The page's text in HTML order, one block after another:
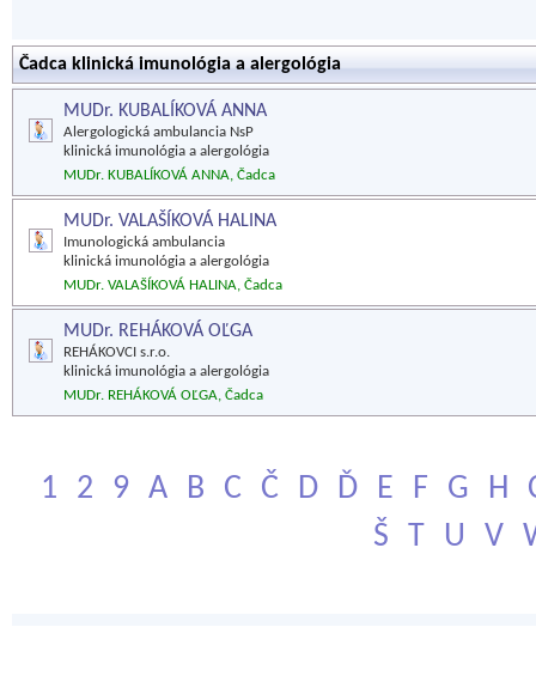
Čadca klinická imunológia a alergológia
MUDr. KUBALÍKOVÁ ANNA
Alergologická ambulancia NsP
klinická imunológia a alergológia
MUDr. KUBALÍKOVÁ ANNA, Čadca
MUDr. VALAŠÍKOVÁ HALINA
Imunologická ambulancia
klinická imunológia a alergológia
MUDr. VALAŠÍKOVÁ HALINA, Čadca
MUDr. REHÁKOVÁ OĽGA
REHÁKOVCI s.r.o.
klinická imunológia a alergológia
MUDr. REHÁKOVÁ OĽGA, Čadca
1 2 9 A B C Č D Ď E F G H
Š
T U V